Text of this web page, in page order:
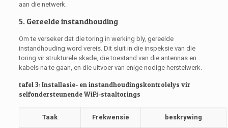
aan die netwerk.
5. Gereelde instandhouding
Om te verseker dat die toring in werking bly, gereelde
instandhouding word vereis. Dit sluit in die inspeksie van die
toring vir strukturele skade, die toestand van die antennas en
kabels na te gaan, en die uitvoer van enige nodige herstelwerk.
tafel 3: Installasie- en instandhoudingskontrolelys vir
selfondersteunende WiFi-staaltorings
Taak Frekwensie beskrywing